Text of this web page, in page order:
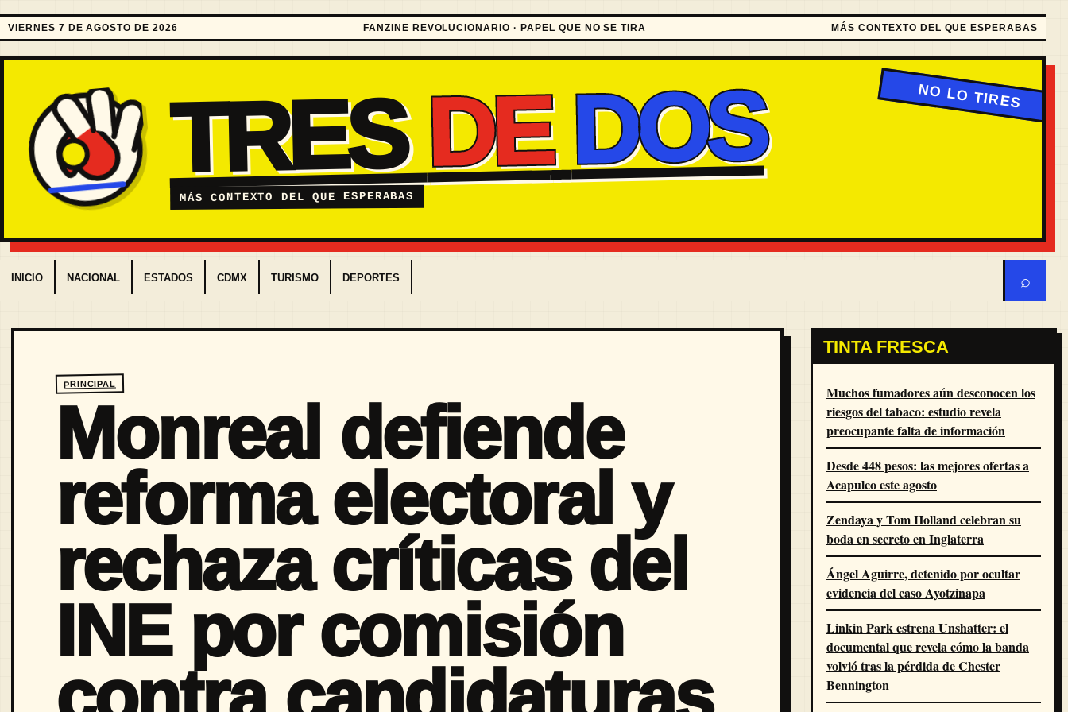
VIERNES 7 DE AGOSTO DE 2026 FANZINE REVOLUCIONARIO · PAPEL QUE NO SE TIRA MÁS CONTEXTO DEL QUE ESPERABAS
TRESDE DOS
MÁS CONTEXTO DEL QUE ESPERABAS
INICIO NACIONAL ESTADOS CDMX TURISMO DEPORTES ⌕
PRINCIPAL
Monreal defiende
reforma electoral y
rechaza críticas del
INE por comisión
TINTA FRESCA
Muchos fumadores aún desconocen los
riesgos del tabaco: estudio revela
preocupante falta de información
Desde 448 pesos: las mejores ofertas a
Acapulco este agosto
Zendaya y Tom Holland celebran su
boda en secreto en Inglaterra
Ángel Aguirre, detenido por ocultar
evidencia del caso Ayotzinapa
Linkin Park estrena Unshatter: el
documental que revela cómo la banda
volvió tras la pérdida de Chester
Bennington